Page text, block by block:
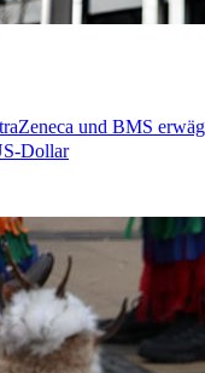
und BMS
Dollar